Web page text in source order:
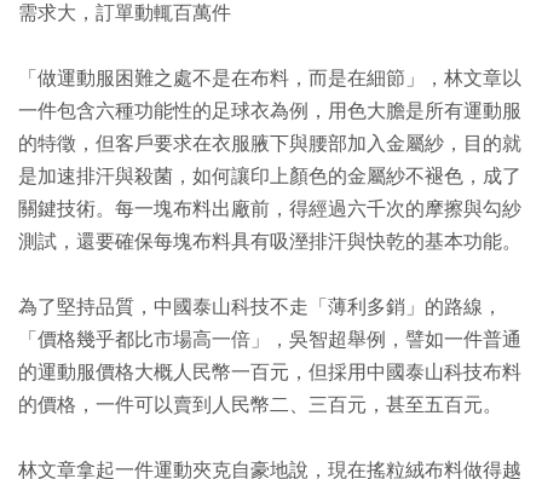
需求大，訂單動輒百萬件
「做運動服困難之處不是在布料，而是在細節」，林文章以
一件包含六種功能性的足球衣為例，用色大膽是所有運動服
的特徵，但客戶要求在衣服腋下與腰部加入金屬紗，目的就
是加速排汗與殺菌，如何讓印上顏色的金屬紗不褪色，成了
關鍵技術。每一塊布料出廠前，得經過六千次的摩擦與勾紗
測試，還要確保每塊布料具有吸溼排汗與快乾的基本功能。
為了堅持品質，中國泰山科技不走「薄利多銷」的路線，
「價格幾乎都比市場高一倍」，吳智超舉例，譬如一件普通
的運動服價格大概人民幣一百元，但採用中國泰山科技布料
的價格，一件可以賣到人民幣二、三百元，甚至五百元。
林文章拿起一件運動夾克自豪地說，現在搖粒絨布料做得越